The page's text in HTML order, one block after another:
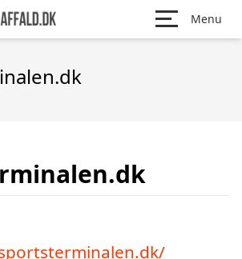
Menu